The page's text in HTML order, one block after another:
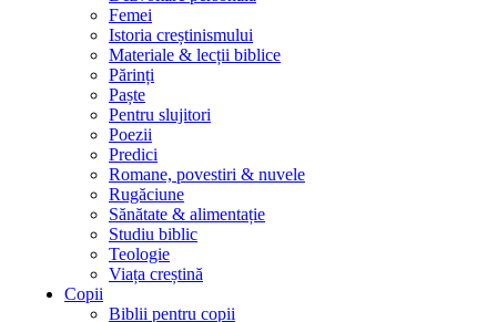
Femei
Istoria creștinismului
Materiale & lecții biblice
Părinți
Paște
Pentru slujitori
Poezii
Predici
Romane, povestiri & nuvele
Rugăciune
Sănătate & alimentație
Studiu biblic
Teologie
Viața creștină
Copii
Biblii pentru copii